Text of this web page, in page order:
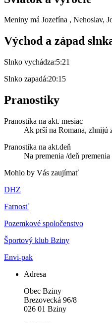
Meniny má Jozefína , Nehoslav,
Východ a západ
Slnko vychádza:5:21
Slnko zapadá:20:15
Pranostiky
Pranostika na akt. mesiac
Ak prší na Romana, zhnijú
Pranostika na akt.deň
Na premenia /deň
Mohlo by Vás zaujímať
DHZ
Farnosť
Pozemkové spoločenstvo
Športový klub Bziny
Envi-pak
Adresa
Obec Bziny
Brezovecká 96/8
026 01 Bziny